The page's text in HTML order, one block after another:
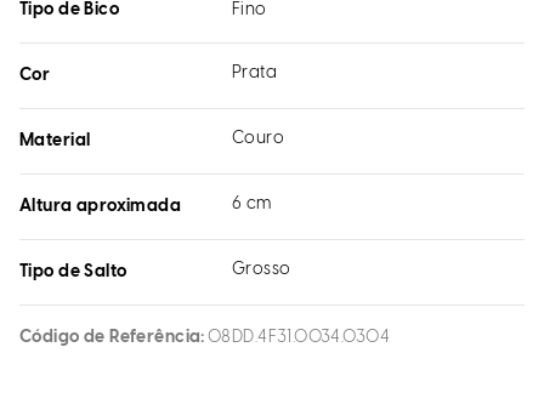
Tipo de Bico Fino
Cor Prata
Material Couro
Altura aproximada 6 cm
Tipo de Salto Grosso
Código de Referência 08DD.4F31.0034.0304